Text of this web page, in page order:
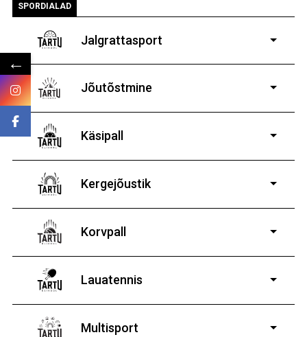
SPORDIALAD
Jalgrattasport
vanematele poistele ja tüdrukutele
Jõutõstmine
14-19-aastastele
poistele ja tüdrukutele
Käsipall
Kergejõustik
Korvpall
Lauatennis
8-19-aastastele
poistele ja tüdrukutele
Multisport
←